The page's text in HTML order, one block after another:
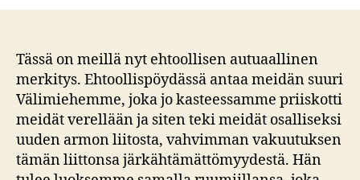
Tässä on meillä nyt ehtoollisen autuaallinen
merkitys. Ehtoollispöydässä antaa meidän suuri
Välimiehemme, joka jo kasteessamme priiskotti
meidät verellään ja siten teki meidät osalliseksi
uuden armon liitosta, vahvimman vakuutuksen
tämän liittonsa järkähtämättömyydestä. Hän